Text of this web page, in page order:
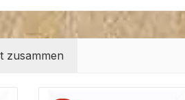
zusammen